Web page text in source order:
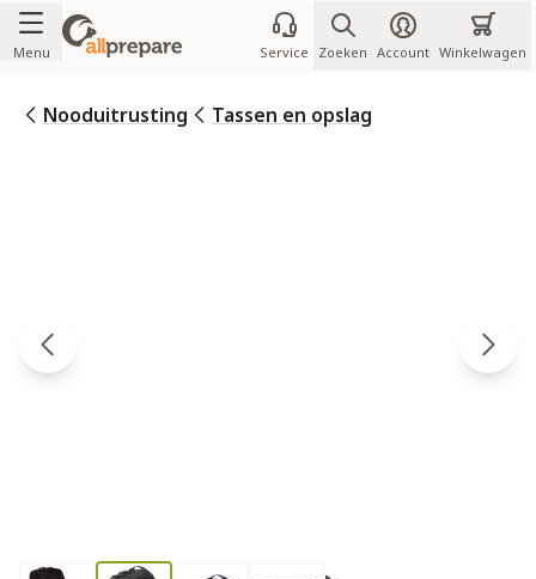
Ga naar de inhoud
Menu Service Zoeken Account Winkelwagen
Nooduitrusting Tassen en opslag